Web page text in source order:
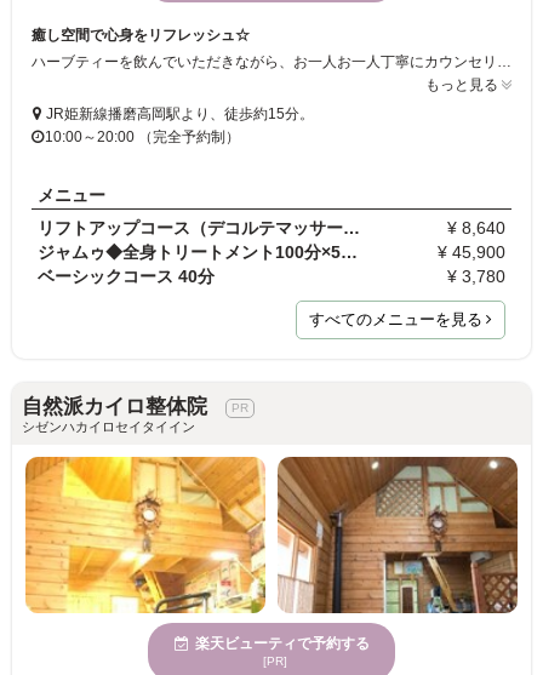
癒し空間で心身をリフレッシュ☆
ハーブティーを飲んでいただきながら、お一人お一人丁寧にカウンセリングをした後に施術いたします！癒しの音楽と、ハーブの香りが漂うゆったりとした空間で、お客様にリフレッシュしていただきます☆日頃の疲れやストレスを解消できる癒しサロンです♪
もっと見る
JR姫新線播磨高岡駅より、徒歩約15分。
10:00～20:00 （完全予約制）
メニュー
リフトアップコース（デコルテマッサージ付き）60分
¥ 8,640
ジャムゥ◆全身トリートメント100分×5回コース
¥ 45,900
ベーシックコース 40分
¥ 3,780
すべてのメニューを見る
自然派カイロ整体院
シゼンハカイロセイタイイン
楽天ビューティで予約する
[PR]